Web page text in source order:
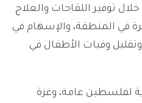
توفير اللقاحات والعلاج
في المنطقة، والإسهام في
وفيات الأطفال في
عامة، وغزة